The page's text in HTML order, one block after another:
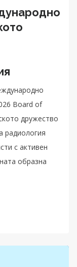
Board of
дружество
радиология
с активен
образна